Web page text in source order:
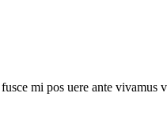
mi pos uere ante vivamus